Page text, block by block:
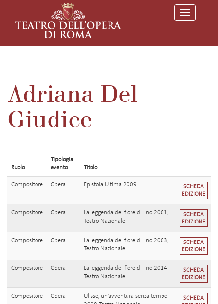
T
o
l
Adriana Del
Giudice
Ruolo
Tipologia
evento
Titolo
Compositore Opera Epistola Ultima 2009
SCHEDA
EDIZIONE
Compositore Opera
La leggenda del fiore di lino 2001,
Teatro Nazionale
SCHEDA
EDIZIONE
Compositore Opera
La leggenda del fiore di lino 2003,
Teatro Nazionale
SCHEDA
EDIZIONE
Compositore Opera
La leggenda del fiore di lino 2014
Teatro Nazionale
SCHEDA
EDIZIONE
Compositore Opera
Ulisse, un'avventura senza tempo
SCHEDA